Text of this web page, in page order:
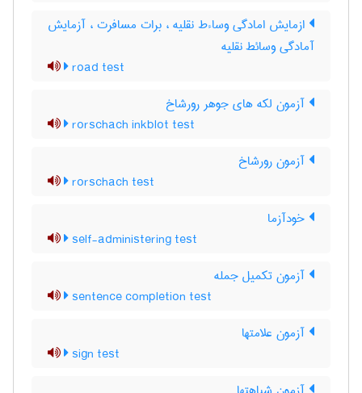
ازمایش امادگی وساءط نقلیه ، برات مسافرت ، آزمایش
آمادگی وسائط نقلیه
road test
آزمون لکه های جوهر رورشاخ
rorschach inkblot test
آزمون رورشاخ
rorschach test
خودآزما
self-administering test
آزمون تکمیل جمله
sentence completion test
آزمون علامتها
sign test